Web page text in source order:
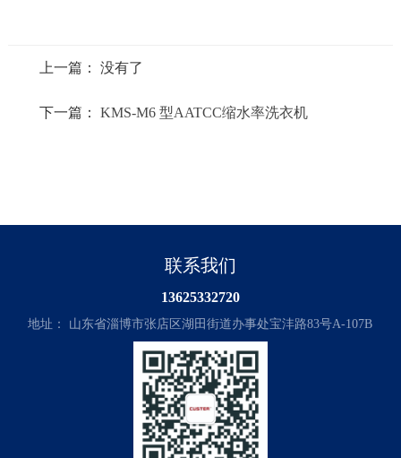
上一篇： 没有了
下一篇： KMS-M6 型AATCC缩水率洗衣机
联系我们
13625332720
地址： 山东省淄博市张店区湖田街道办事处宝沣路83号A-107B